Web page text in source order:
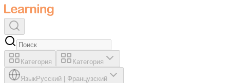
Категория Категория
ЯзыкРусский Французский